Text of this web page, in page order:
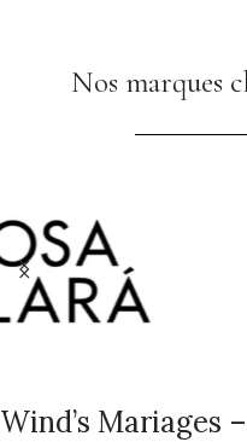
Nos marques
Wind’s Mariages